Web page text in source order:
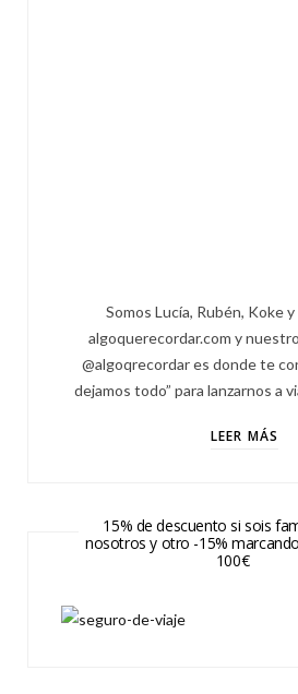
Somos Lucía, Rubén, Koke
algoquerecordar.com y
@algoqrecordar es donde te
dejamos todo” para lanzarnos a
LEER MÁS
15% de descuento si sois
nosotros y otro -15%
100€